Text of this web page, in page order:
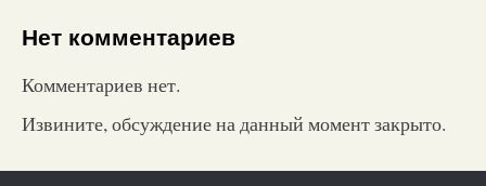
Нет комментариев
Комментариев нет.
Извините, обсуждение на данный момент закрыто.